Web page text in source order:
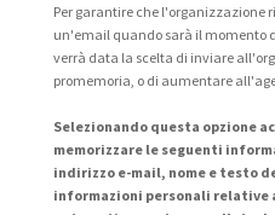
Per garantire che l'organizzazione
un'email quando sarà il momento
verrà data la scelta di inviare
promemoria, o di aumentare
Selezionando questa opzione
memorizzare le seguenti
indirizzo e-mail, nome e testo
informazioni personali relative